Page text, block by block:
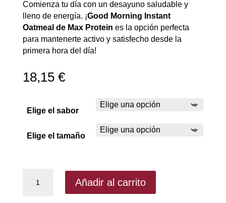
Comienza tu día con un desayuno saludable y
lleno de energía. ¡Good Morning Instant
Oatmeal de Max Protein es la opción perfecta
para mantenerte activo y satisfecho desde la
primera hora del día!
18,15 €
Elige el sabor
Elige el tamaño
Morning
Añadir al carrito